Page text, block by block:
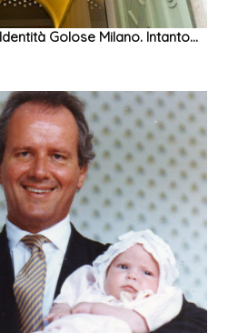
Golose Milano. Intanto…